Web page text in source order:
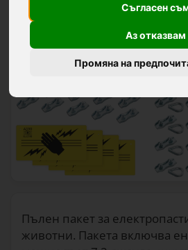
Съгласен
Аз отказвам
Промяна на
Пълен пакет за
животни. Пакета включва